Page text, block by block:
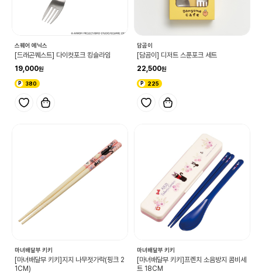
스퀘어 에닉스
[드래곤퀘스트] 다이컷포크 킹슬라임
19,000
380
담곰이
[담곰이] 디저트 스푼포크 세트
22,500
225
마녀배달부 키키
[마녀배달부 키키]지지 나무젓가락(핑크 2
1CM)
마녀배달부 키키
[마녀배달부 키키]프렌치 소음방지 콤비세
트 18CM